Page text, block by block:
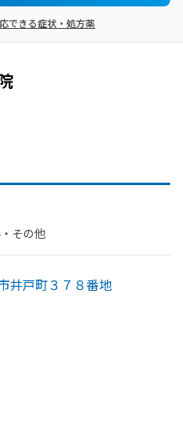
できる症状・処方薬
その他
井戸町３７８番地